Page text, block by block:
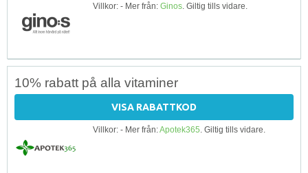
Villkor: - Mer från: Ginos. Giltig tills vidare.
10% rabatt på alla vitaminer
VISA RABATTKOD
Villkor: - Mer från:Apotek365. Giltig tills vidare.